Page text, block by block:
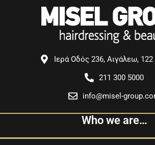
Ιερά Οδός 236, Αιγάλεω,
211 300 5000
info@misel-
Who we are…